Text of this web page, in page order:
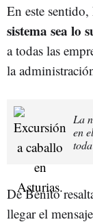
En este
sistema sea lo
a todas las
la
La
en
De Benito
llegar el